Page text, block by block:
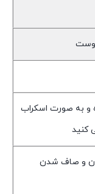
و به صورت اسکراب
کنید
و صاف شدن